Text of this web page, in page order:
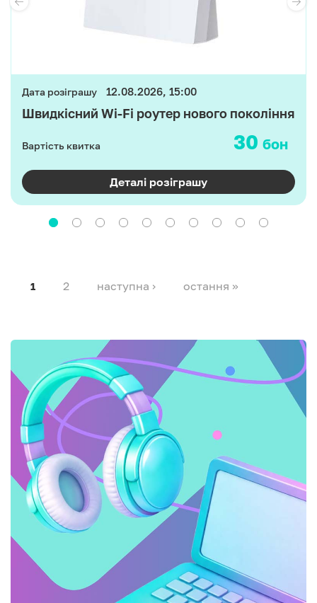
Дата розіграшу 12.08.2026, 15:00
Швидкісний Wi-Fi роутер нового покоління
Вартість квитка 30 бон
Деталі розіграшу
1 2 наступна › остання »